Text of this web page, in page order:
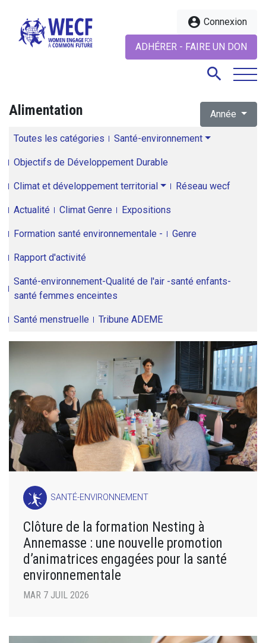
account_circle Connexion
ADHÉRER - FAIRE UN DON
search
Alimentation Année
Toutes les catégories Santé-environnement
Objectifs de Développement Durable
Climat et développement territorial Réseau wecf
Actualité Climat Genre Expositions
Formation santé environnementale - Genre
Rapport d'activité
Santé-environnement-Qualité de l'air -santé enfants-
santé femmes enceintes
Santé menstruelle Tribune ADEME
SANTÉ-ENVIRONNEMENT
Clôture de la formation Nesting à
Annemasse : une nouvelle promotion
d’animatrices engagées pour la santé
environnementale
MAR 7 JUIL 2026